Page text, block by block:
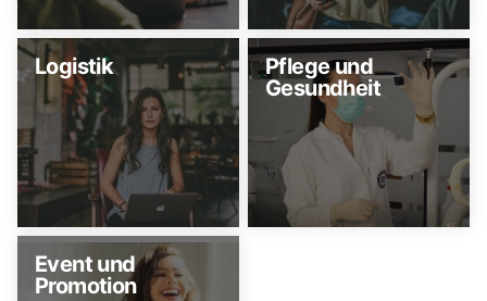
Logistik
Pflege und
Gesundheit
Event und
Promotion